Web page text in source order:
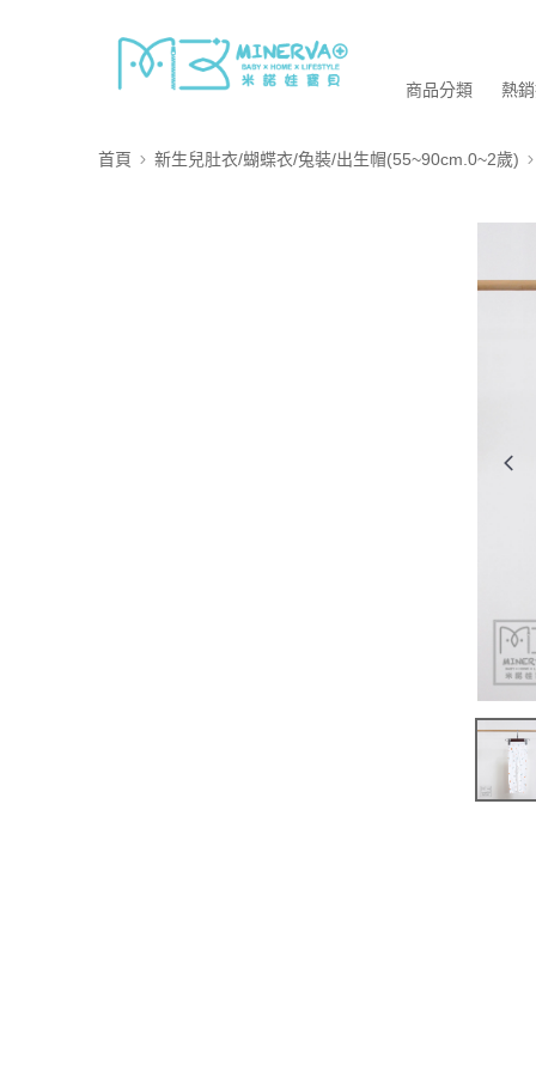
商品分類 熱
首頁 新生兒肚衣/蝴蝶衣/兔裝/出生帽(55~90cm.0~2歲)